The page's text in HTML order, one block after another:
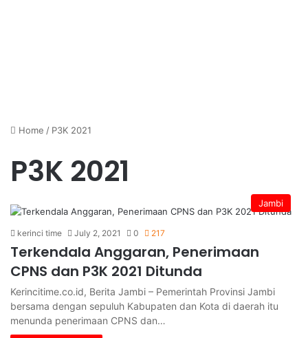
Home / P3K 2021
P3K 2021
Jambi
kerinci time July 2, 2021 0 217
Terkendala Anggaran, Penerimaan
CPNS dan P3K 2021 Ditunda
Kerincitime.co.id, Berita Jambi – Pemerintah Provinsi Jambi
bersama dengan sepuluh Kabupaten dan Kota di daerah itu
menunda penerimaan CPNS dan…